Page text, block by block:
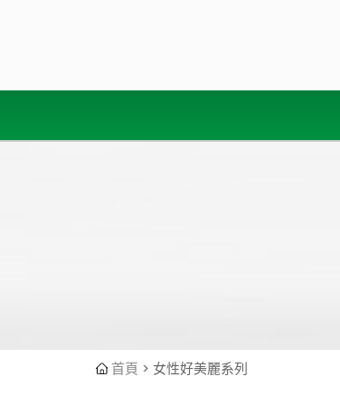
首頁 > 女性好美麗系列